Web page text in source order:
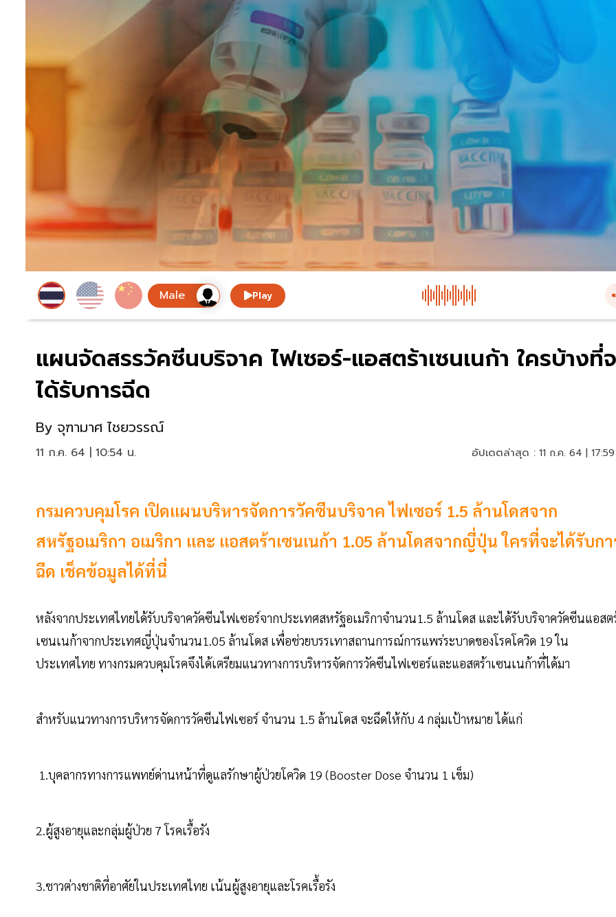
Play
แผนจัดสรรวัคซีนบริจาค ไฟเซอร์-แอสตร้าเซนเนก้า ใครบ้างที่
ได้รับการฉีด
By จุฑามาศ ไชยวรรณ์
11 ก.ค. 64 | 10:54 น. อัปเดตล่าสุด : 11 ก.ค. 64 |
กรมควบคุมโรค เปิดแผนบริหารจัดการวัคซีนบริจาค ไฟเซอร์ 1.5 ล้านโดสจาก
สหรัฐอเมริกา อเมริกา และ แอสตร้าเซนเนก้า 1.05 ล้านโดสจากญี่ปุ่น ใครที่จะได้รับก
ฉีด เช็คข้อมูลได้ที่นี่
หลังจากประเทศไทยได้รับบริจาควัคซีนไฟเซอร์จากประเทศสหรัฐอเมริกาจำนวน1.5 ล้านโดส และได้รับบริจาควัคซีนแอสต
เซนเนก้าจากประเทศญี่ปุ่นจำนวน1.05 ล้านโดส เพื่อช่วยบรรเทาสถานการณ์การแพร่ระบาดของโรคโควิด 19 ใน
ประเทศไทย ทางกรมควบคุมโรคจึงได้เตรียมแนวทางการบริหารจัดการวัคซีนไฟเซอร์และแอสตร้าเซนเนก้าที่ได้มา
สำหรับแนวทางการบริหารจัดการวัคซีนไฟเซอร์ จำนวน 1.5 ล้านโดส จะฉีดให้กับ 4 กลุ่มเป้าหมาย ได้แก่
1.บุคลากรทางการแพทย์ด่านหน้าที่ดูแลรักษาผู้ป่วยโควิด 19 (Booster Dose จำนวน 1 เข็ม)
2.ผู้สูงอายุและกลุ่มผู้ป่วย 7 โรคเรื้อรัง
3.ชาวต่างชาติที่อาศัยในประเทศไทย เน้นผู้สูงอายุและโรคเรื้อรัง